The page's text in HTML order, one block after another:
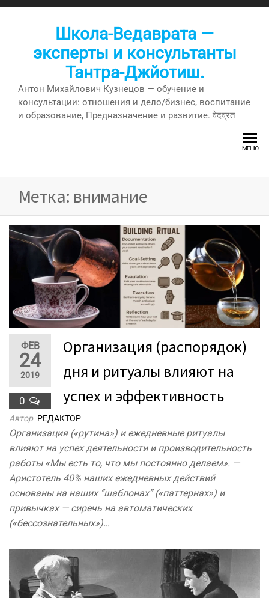
Перейти
Школа-Ведаврата —
эксперты и консультанты
Тантра-Джйотиш.
Антон Михайлович Кузнецов — обучение и
консультации: отношения и дело/бизнес, воспитание
и образование, Предназначение и развитие. वेदव्रत
МЕНЮ
Метка: внимание
ФЕВ
24
2019
0
Организация (распорядок)
дня и ритуалы влияют на
успех и эффективность
Автор РЕДАКТОР
Организация («рутина») и ежедневные ритуалы
влияют на успех деятельности и производительность
работы «Мы есть то, что мы постоянно делаем». —
Аристотель 40% наших ежедневных действий
основаны на наших “шаблонах” («паттернах») и
привычках — сиречь на автоматических
(«бессознательных»)…